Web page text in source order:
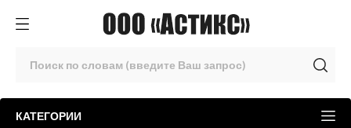
КАТЕГОРИИ